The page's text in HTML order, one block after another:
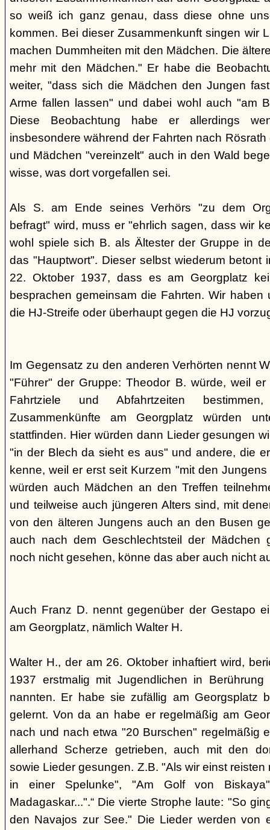
so weiß ich ganz genau, dass diese ohne
kommen. Bei dieser Zusammenkunft singen wir
machen Dummheiten mit den Mädchen. Die
mehr mit den Mädchen." Er habe die
weiter, "dass sich die Mädchen den Jungen
Arme fallen lassen" und dabei wohl auch "am
Diese Beobachtung habe er allerdings
insbesondere während der Fahrten nach
und Mädchen "vereinzelt" auch in den Wald
wisse, was dort vorgefallen sei.
Als S. am Ende seines Verhörs "zu dem
befragt" wird, muss er "ehrlich sagen, dass wir
wohl spiele sich B. als Ältester der Gruppe in
das "Hauptwort". Dieser selbst wiederum betont
22. Oktober 1937, dass es am Georgplatz
besprachen gemeinsam die Fahrten. Wir
die HJ-Streife oder überhaupt gegen die HJ
Im Gegensatz zu den anderen Verhörten nennt
"Führer" der Gruppe: Theodor B. würde, weil
Fahrtziele und Abfahrtzeiten
Zusammenkünfte am Georgplatz würden
stattfinden. Hier würden dann Lieder gesungen
"in der Blech da sieht es aus" und andere, die
kenne, weil er erst seit Kurzem "mit den
würden auch Mädchen an den Treffen
und teilweise auch jüngeren Alters sind, mit
von den älteren Jungens auch an den Busen
auch nach dem Geschlechtsteil der Mädchen
noch nicht gesehen, könne das aber auch nicht
Auch Franz D. nennt gegenüber der Gestapo
am Georgplatz, nämlich Walter H.
Walter H., der am 26. Oktober inhaftiert wird,
1937 erstmalig mit Jugendlichen in
nannten. Er habe sie zufällig am Georgsplatz
gelernt. Von da an habe er regelmäßig am
nach und nach etwa "20 Burschen" regelmäßig
allerhand Scherze getrieben, auch mit den
sowie Lieder gesungen. Z.B. "Als wir einst
in einer Spelunke", "Am Golf von
Madagaskar...".“ Die vierte Strophe laute: "So
den Navajos zur See." Die Lieder werden von